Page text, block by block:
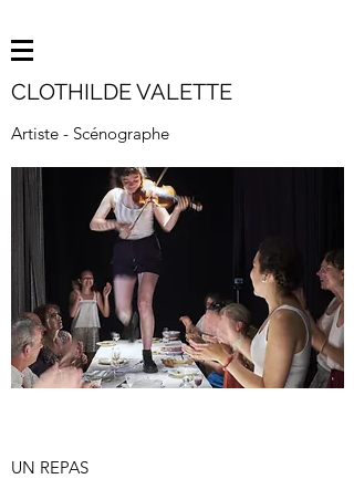
CLOTHILDE VALETTE
Artiste - Scénographe
UN REPAS